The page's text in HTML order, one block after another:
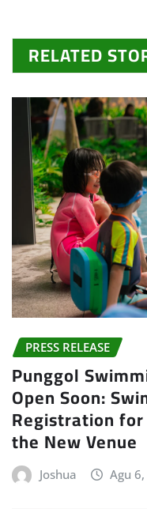
RELATED
PRESS RELEASE
Punggol
Open Soon:
Registration
the New Venue
Joshua Agu